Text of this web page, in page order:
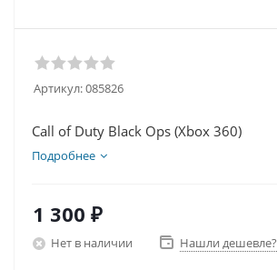
Артикул:085826
Call of Duty Black Ops (Xbox 360)
Подробнее
1 300 ₽
Нет в наличии Нашли дешевле?